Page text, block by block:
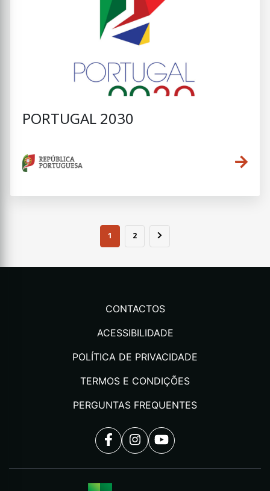
PORTUGAL 2030
1 2
CONTACTOS
ACESSIBILIDADE
POLÍTICA DE PRIVACIDADE
TERMOS E CONDIÇÕES
PERGUNTAS FREQUENTES